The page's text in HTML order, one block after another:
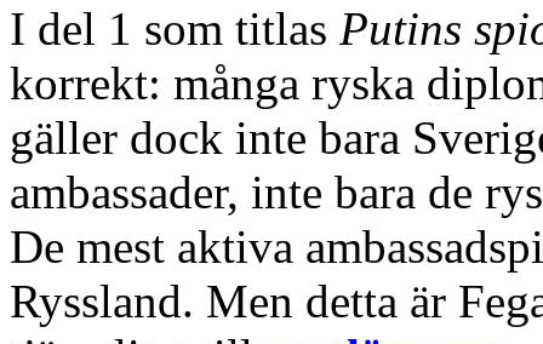
I del 1 som titlas Putins
korrekt: många ryska
gäller dock inte bara
ambassader, inte bara de
De mest aktiva
Ryssland. Men detta är